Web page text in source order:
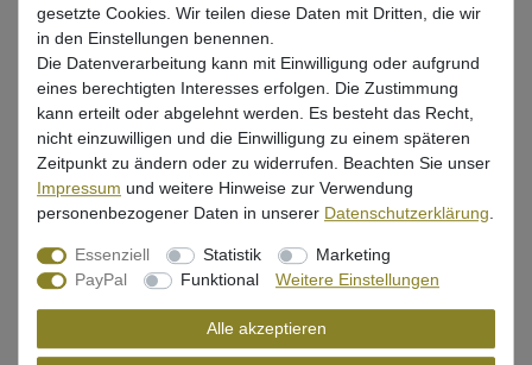
UVP 14,99 €
12,59 EUR*
* inkl. ges. MwSt. zzgl.Versandkosten
Lieferzeit 1-3 Tage (Deutschland); 3-7 Tage (Ausland)
Informationen zur Berechnung des Liefertermins hier
In den Warenkorb
gesetzte Cookies. Wir teilen diese Daten mit Dritten, die wir
in den Einstellungen benennen.
Die Datenverarbeitung kann mit Einwilligung oder aufgrund
eines berechtigten Interesses erfolgen. Die Zustimmung
kann erteilt oder abgelehnt werden. Es besteht das Recht,
nicht einzuwilligen und die Einwilligung zu einem späteren
Zeitpunkt zu ändern oder zu widerrufen. Beachten Sie unser
Impressum und weitere Hinweise zur Verwendung
personenbezogener Daten in unserer Daten­schutz­erklärung
Essenziell Statistik
Marketing
PayPal
Funktional Weitere Einstellungen
Alle akzeptieren